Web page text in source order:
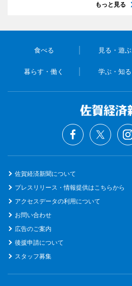
もっと見る
食べる 見る・遊ぶ
暮らす・働く 学ぶ・知る
佐賀経済新聞について
プレスリリース・情報提供はこちらから
アクセスデータの利用について
お問い合わせ
広告のご案内
後援申請について
スタッフ募集